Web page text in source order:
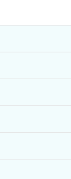
ワーク用）
ワーク用）
取得